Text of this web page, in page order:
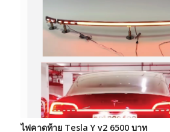
ไฟคาดท้าย Tesla Y v2 6500 บาท